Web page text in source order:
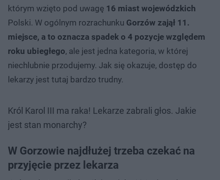
którym wzięto pod uwagę 16 miast wojewódzkich
Polski. W ogólnym rozrachunku Gorzów zajął 11.
miejsce, a to oznacza spadek o 4 pozycje względem
roku ubiegłego, ale jest jedna kategoria, w której
niechlubnie przodujemy. Jak się okazuje, dostęp do
lekarzy jest tutaj bardzo trudny.
Król Karol III ma raka! Lekarze zabrali głos. Jakie
jest stan monarchy?
W Gorzowie najdłużej trzeba czekać na
przyjęcie przez lekarza